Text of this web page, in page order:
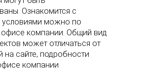
Ознакомится с
условиями можно по
офисе компании. Общий вид
может отличаться от
на сайте, подробности
компании